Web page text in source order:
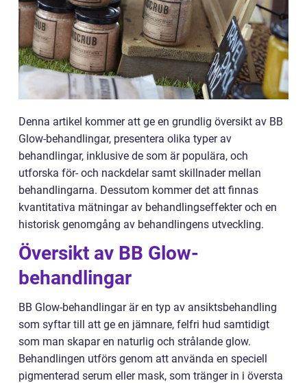
Denna artikel kommer att ge en grundlig översikt av BB
Glow-behandlingar, presentera olika typer av
behandlingar, inklusive de som är populära, och
utforska för- och nackdelar samt skillnader mellan
behandlingarna. Dessutom kommer det att finnas
kvantitativa mätningar av behandlingseffekter och en
historisk genomgång av behandlingens utveckling.
Översikt av BB Glow-
behandlingar
BB Glow-behandlingar är en typ av ansiktsbehandling
som syftar till att ge en jämnare, felfri hud samtidigt
som man skapar en naturlig och strålande glow.
Behandlingen utförs genom att använda en speciell
pigmenterad serum eller mask, som tränger in i översta